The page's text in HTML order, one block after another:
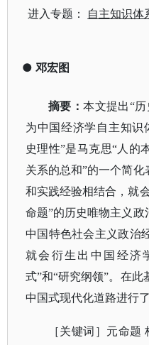
进入专题： 自主知识体
● 邓宏图
摘要 ：本文提出“
为中国经济学自主知识
史理性”是马克思“人的
关系的总和”的一个简化
和实践经验相结合，就
命题”的历史唯物主义政
中国特色社会主义政治
就会衍生出中国经济
式”和“研究纲领”。在
中国式现代化道路进行
［关键词］元命题